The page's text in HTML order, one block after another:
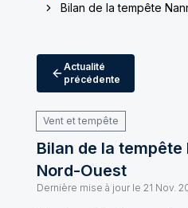
Bilan de la tempête
Actualité
précédente
Vent et tempête
Bilan de la
Nord-Ouest
Dernière mise à jour le 21 Nov.